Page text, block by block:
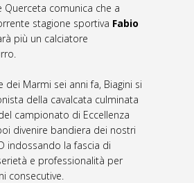
Querceta comunica che a
stagione sportiva Fabio
più un calciatore
dei Marmi sei anni fa, Biagini si
della cavalcata culminata
campionato di Eccellenza
divenire bandiera dei nostri
indossando la fascia di
e professionalità per
consecutive.